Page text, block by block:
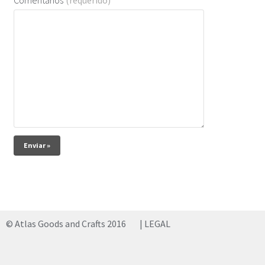
© Atlas Goods and Crafts 2016 | LEGAL